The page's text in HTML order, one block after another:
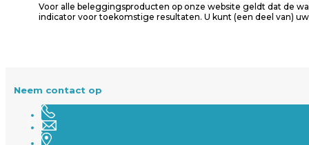
Voor alle beleggingsproducten op onze website geldt dat de
indicator voor toekomstige resultaten. U kunt (een deel van)
Neem contact op